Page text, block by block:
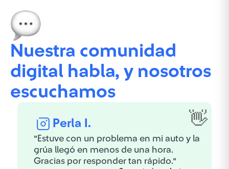
Nuestra comunidad
digital habla, y nosotros
escuchamos
Perla I.
"Estuve con un problema en mi auto y la
grúa llegó en menos de una hora.
Gracias por responder tan rápido."